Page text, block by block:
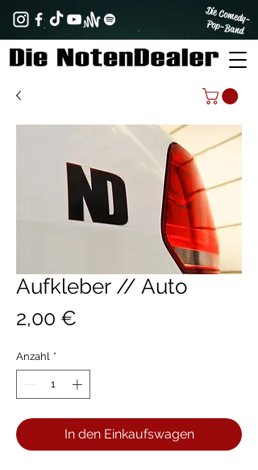
Die Comedy-
Pop-Band
Aufkleber // Auto
2,00 €
Anzahl *
In den Einkaufswagen